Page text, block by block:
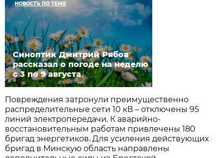
НОВОСТЬ ПО ТЕМЕ
Синоптик Дмитрий Рябов
рассказал о погоде на неделю
с 3 по 9 августа
Повреждения затронули преимущественно
распределительные сети 10 кВ – отключены 95
линий электропередачи. К аварийно-
восстановительным работам привлечены 180
бригад энергетиков. Для усиления действующих
бригад в Минскую область направлены